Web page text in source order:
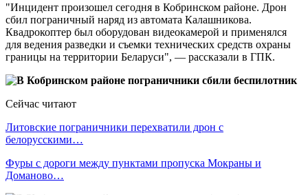
"Инцидент произошел сегодня в Кобринском районе. Дрон
сбил пограничный наряд из автомата Калашникова.
Квадрокоптер был оборудован видеокамерой и применялся
для ведения разведки и съемки технических средств охраны
границы на территории Беларуси", — рассказали в ГПК.
Сейчас читают
Литовские пограничники перехватили дрон с
белорусскими…
Фуры с дороги между пунктами пропуска Мокраны и
Доманово…